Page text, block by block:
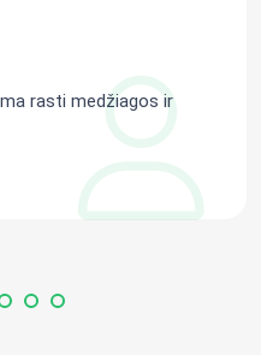
rasti medžiagos ir